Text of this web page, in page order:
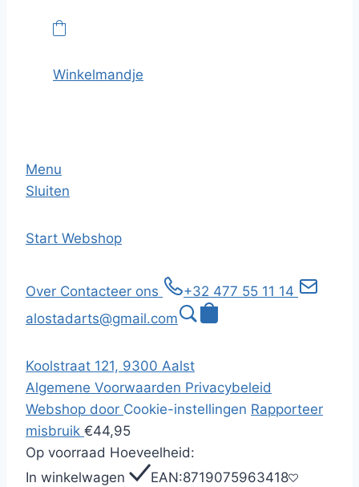
Winkelmandje
Menu
Sluiten
Start Webshop
Over Contacteer ons
+32 477 55 11 14
alostadarts@gmail.com
Koolstraat 121, 9300 Aalst
Algemene Voorwaarden Privacybeleid
Webshop door Cookie-instellingen Rapporteer
misbruik €44,95
Op voorraad Hoeveelheid:
In winkelwagen
EAN:8719075963418